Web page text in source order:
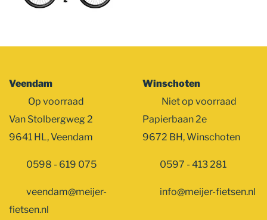
Veendam
Op voorraad
Van Stolbergweg 2
9641 HL, Veendam
0598 - 619 075
veendam@meijer-
fietsen.nl
Winschoten
Niet op voorraad
Papierbaan 2e
9672 BH, Winschoten
0597 - 413 281
info@meijer-fietsen.nl